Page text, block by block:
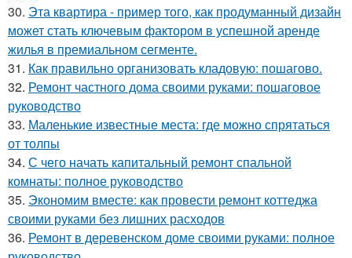
30. Эта квартира - пример того, как продуманный дизайн
может стать ключевым фактором в успешной аренде
жилья в премиальном сегменте.
31. Как правильно организовать кладовую: пошагово.
32. Ремонт частного дома своими руками: пошаговое
руководство
33. Маленькие известные места: где можно спрятаться
от толпы
34. С чего начать капитальный ремонт спальной
комнаты: полное руководство
35. Экономим вместе: как провести ремонт коттеджа
своими руками без лишних расходов
36. Ремонт в деревенском доме своими руками: полное